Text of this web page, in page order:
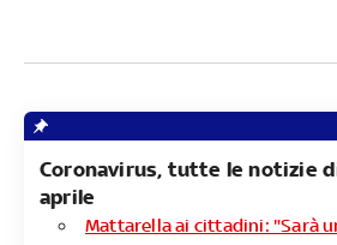
Coronavirus, tutte le notizie
aprile​​
Mattarella ai cittadini: "Sarà